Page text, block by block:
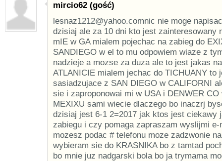
mircio62 (gość)
lesnaz1212@yahoo.comnic nie moge
dzisiaj ale za 10 dni kto jest zainteresowany
mIE w GA mialem pojechac na zabieg do
SANDIEGO w el to mu odpowiem wiaze z
nadzieje a mozse za duza ale to jest jakas
ATLANICIE mialem jechac do TICHUANY to
sasiadzujace z SAN DIEGO w CALIFORNI
sie i zaproponowai mi w USA i DENWER
MEXIXU sami wiecie dlaczego bo inaczrj
dzisiaj jest 6-1 2=2017 jak ktos jest ciekawy
zabiegu i czy pomaga zapraszam wyslijmi e-
mozesz podac # telefonu moze zadzwonie
wybieram sie do KRASNIKA bo z tamtad
bo mnie juz nadgarski bola bo ja trymama